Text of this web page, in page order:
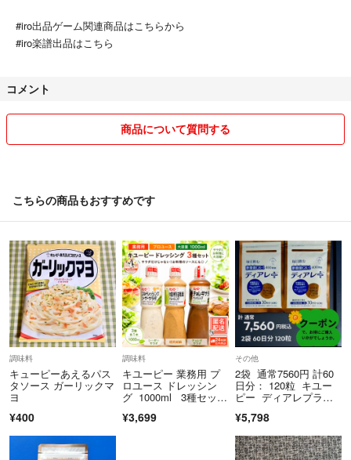
#iro出品ゲーム関連商品はこちらから
#iro楽譜出品はこちら
コメント
商品について質問する
こちらの商品もおすすめです
調味料
キューピーあえるパス
タソース ガーリックマ
ヨ
¥400
調味料
キユーピー 業務用 プ
ロユース ドレッシン
グ 1000ml 3種セッ
煎胡麻 チョレギサラダ
¥3,699
その他
2袋 通常7560円 計60
日分： 120粒 キユー
ピー ディアレプラ
¥5,798